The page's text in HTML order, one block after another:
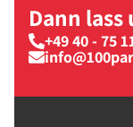
Dann
+49 40 - 75